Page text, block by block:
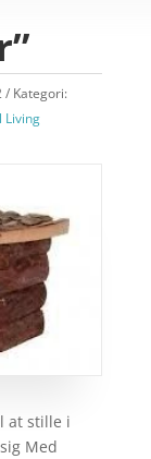
Kategori:
Living
at stille i
Med